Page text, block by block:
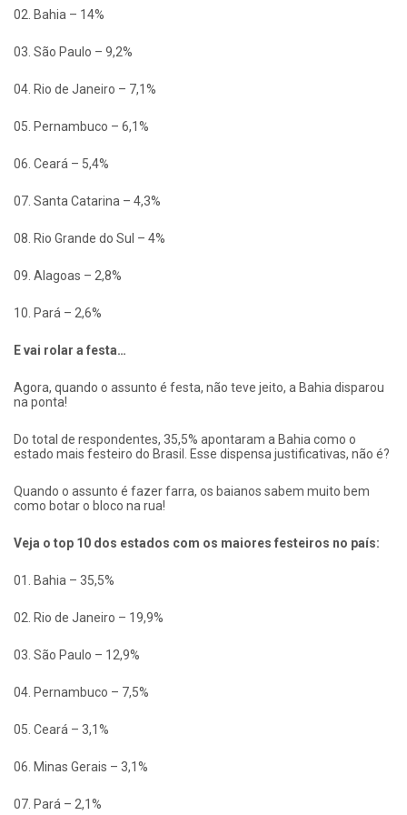
02. Bahia – 14%
03. São Paulo – 9,2%
04. Rio de Janeiro – 7,1%
05. Pernambuco – 6,1%
06. Ceará – 5,4%
07. Santa Catarina – 4,3%
08. Rio Grande do Sul – 4%
09. Alagoas – 2,8%
10. Pará – 2,6%
E vai rolar a festa…
Agora, quando o assunto é festa, não teve jeito, a Bahia disparou
na ponta!
Do total de respondentes, 35,5% apontaram a Bahia como o
estado mais festeiro do Brasil. Esse dispensa justificativas, não é?
Quando o assunto é fazer farra, os baianos sabem muito bem
como botar o bloco na rua!
Veja o top 10 dos estados com os maiores festeiros no país:
01. Bahia – 35,5%
02. Rio de Janeiro – 19,9%
03. São Paulo – 12,9%
04. Pernambuco – 7,5%
05. Ceará – 3,1%
06. Minas Gerais – 3,1%
07. Pará – 2,1%